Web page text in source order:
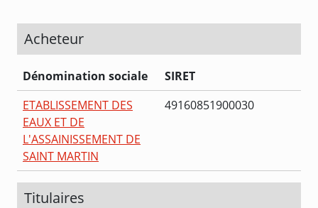
Acheteur
Dénomination sociale
SIRET
ETABLISSEMENT DES
EAUX ET DE
L'ASSAINISSEMENT DE
SAINT MARTIN
49160851900030
Titulaires